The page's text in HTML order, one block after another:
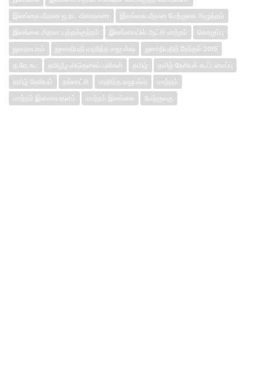
இலங்கை மீதான ஜ.நா. விசாரணை
இலங்கை மீதான மேற்குலக அழுத்தம்
இலங்கை மீதான யுத்தக்குற்றம்
இலங்கையில் ஆட்சி மாற்றம்
கொழும்பு
ஜனநாயகம்
ஜனாதிபதி மஹிந்த ராஜபக்‌ஷ
ஜனாதிபதித் தேர்தல் 2015
த.தே.கூ.
தமிழீழ விடுதலைப் புலிகள் தமிழ்
தமிழ் தேசியக் கூட்டமைப்பு
தமிழ் தேசியம்
நல்லாட்சி மஹிந்த ராஜபக்‌ஷ
மாற்றம்
மாற்றம் இணையதளம்
மாற்றம் இலங்கை மேற்குலகு